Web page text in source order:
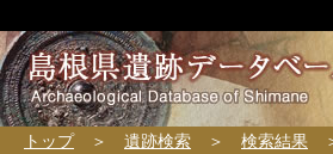
トップ＞ 遺跡検索 ＞ 検索結果